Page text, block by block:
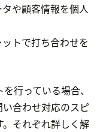
や顧客情報を個人
トで打ち合わせを
行っている場合、
合わせ対応のスピ
それぞれ詳しく解